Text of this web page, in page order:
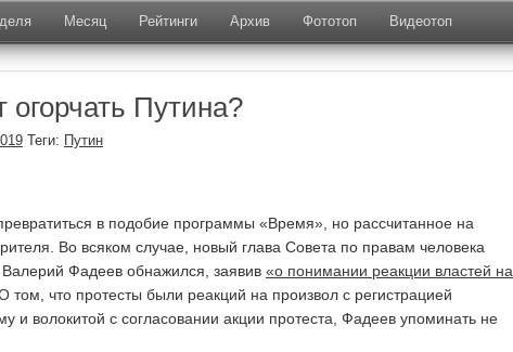
Месяц Рейтинги Архив Фототоп Видеотоп
Путина?
Теги: Путин
в подобие программы «Время», но рассчитанное на
Во всяком случае, новый глава Совета по правам человека
Фадеев обнажился, заявив «о понимании реакции властей на
том, что протесты были реакций на произвол с регистрацией
и волокитой с согласовании акции протеста, Фадеев упоминать не